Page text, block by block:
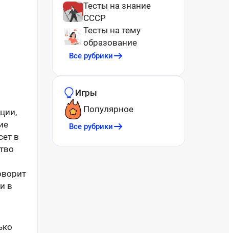
в
в
Тесты на знание
СССР
Тесты на тему
образование
Все рубрики
Игры
Популярное
Все рубрики